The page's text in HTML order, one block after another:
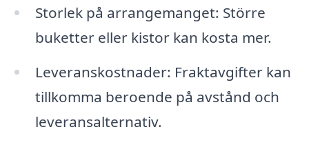
Storlek på arrangemanget: Större
buketter eller kistor kan kosta mer.
Leveranskostnader: Fraktavgifter kan
tillkomma beroende på avstånd och
leveransalternativ.